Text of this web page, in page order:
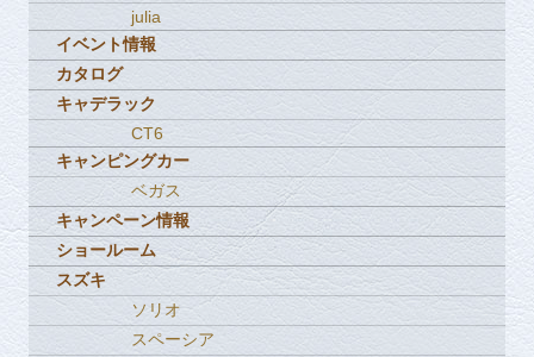
julia
イベント情報
カタログ
キャデラック
CT6
キャンピングカー
ベガス
キャンペーン情報
ショールーム
スズキ
ソリオ
スペーシア